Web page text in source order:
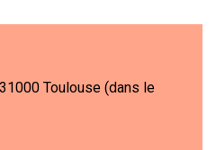
Toulouse (dans le